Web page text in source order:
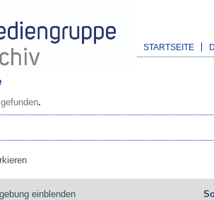
STARTSEITE
.
einblenden